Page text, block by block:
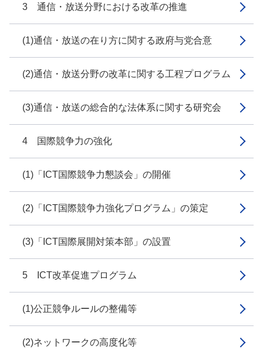
3 通信・放送分野における改革の推進
(1)通信・放送の在り方に関する政府与党合意
(2)通信・放送分野の改革に関する工程プログラム
(3)通信・放送の総合的な法体系に関する研究会
4 国際競争力の強化
(1)「ICT国際競争力懇談会」の開催
(2)「ICT国際競争力強化プログラム」の策定
(3)「ICT国際展開対策本部」の設置
5 ICT改革促進プログラム
(1)公正競争ルールの整備等
(2)ネットワークの高度化等